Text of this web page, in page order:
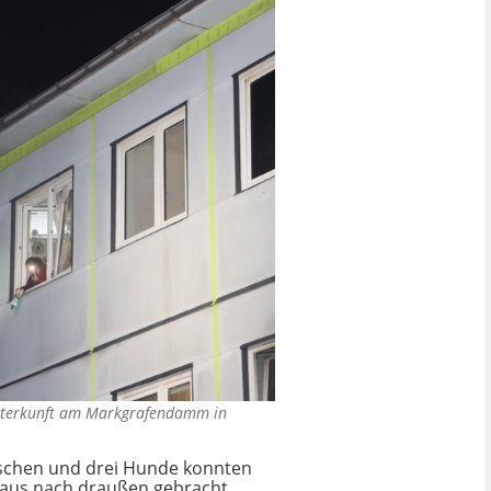
am Markgrafendamm in
und drei Hunde konnten